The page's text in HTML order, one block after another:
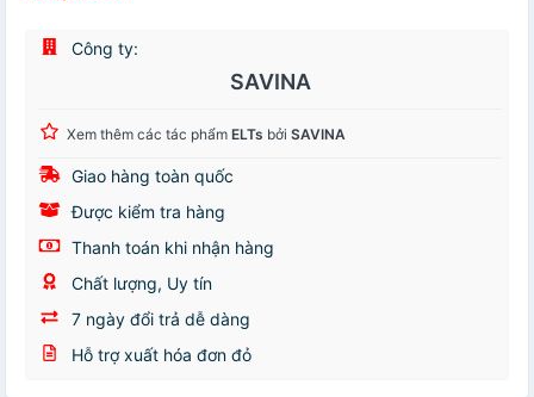
Công ty:
SAVINA
Xem thêm các tác phẩm ELTs bởi SAVINA
Giao hàng toàn quốc
Được kiểm tra hàng
Thanh toán khi nhận hàng
Chất lượng, Uy tín
7 ngày đổi trả dễ dàng
Hỗ trợ xuất hóa đơn đỏ